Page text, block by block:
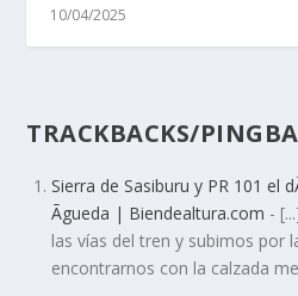
10/04/2025
TRACKBACKS/
Sierra de Sasiburu y PR 101 el
Ãgueda | Biendealtura.com -
las ví­as del tren y subimos por
encontrarnos con la calzada